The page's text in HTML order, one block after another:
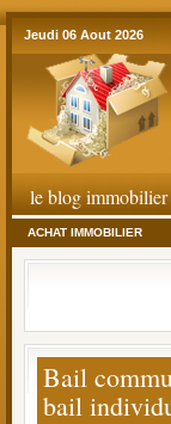
Jeudi 06 Aout 2026
le blog immobilier
ACHAT IMMOBILIER
Bail
bail